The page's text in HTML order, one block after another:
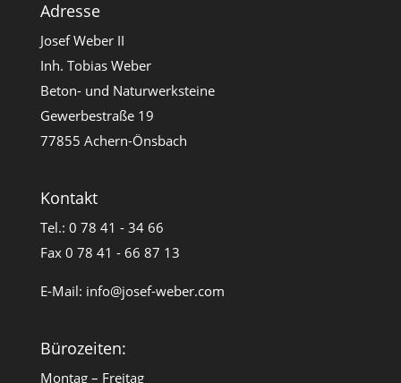
Adresse
Josef Weber II
Inh. Tobias Weber
Beton- und Naturwerksteine
Gewerbestraße 19
77855 Achern-Önsbach
Kontakt
Tel.: 0 78 41 - 34 66
Fax 0 78 41 - 66 87 13
E-Mail: info@josef-weber.com
Bürozeiten:
Montag – Freitag